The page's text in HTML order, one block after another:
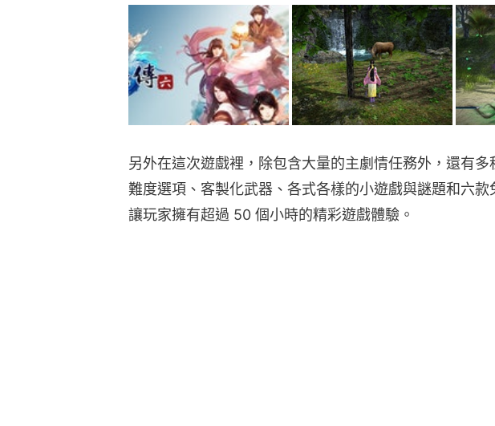
另外在這次遊戲裡，除包含大量的主劇情任務外，還有多
難度選項、客製化武器、各式各樣的小遊戲與謎題和六款
讓玩家擁有超過 50 個小時的精彩遊戲體驗。